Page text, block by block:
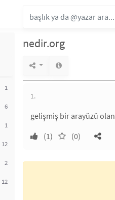
1
6
1
12
2
12
nedir.org
1.
gelişmiş bir arayüzü
(1)
(0)